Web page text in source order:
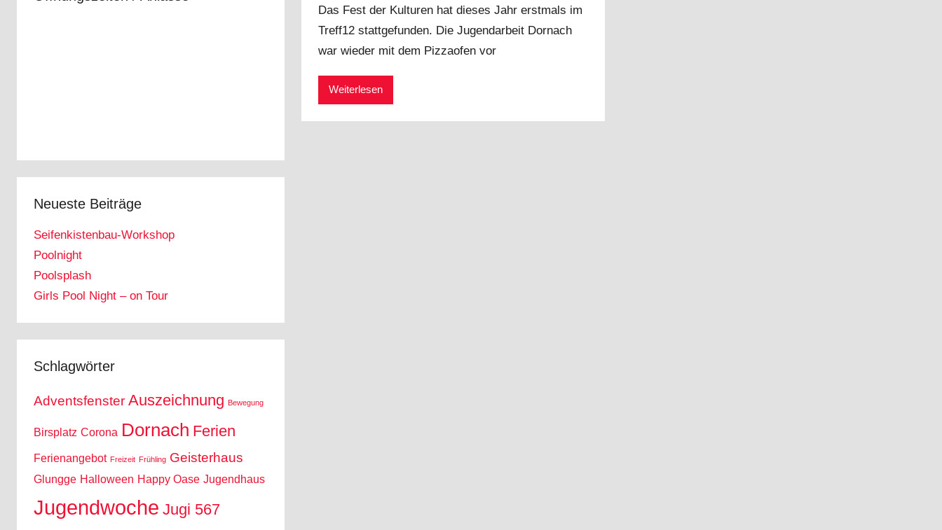
n
j
a
m
Das Fest der Kulturen hat dieses Jahr erstmals im
Treff12 stattgefunden. Die Jugendarbeit Dornach
war wieder mit dem Pizzaofen vor
Weiterlesen
Neueste Beiträge
Seifenkistenbau-Workshop
Poolnight
Poolsplash
Girls Pool Night – on Tour
Schlagwörter
Adventsfenster Auszeichnung Bewegung
Birsplatz Corona Dornach Ferien
Ferienangebot Freizeit Frühling Geisterhaus
Glungge Halloween Happy Oase Jugendhaus
Jugendwoche Jugi 567